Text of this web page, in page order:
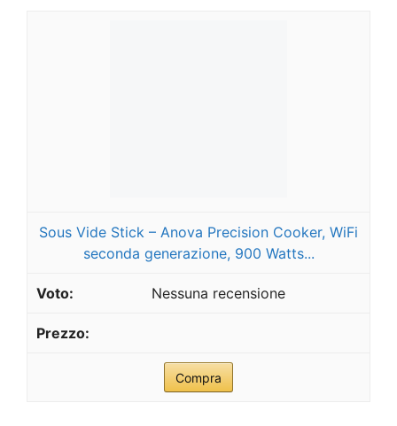
Sous Vide Stick – Anova Precision Cooker, WiFi
seconda generazione, 900 Watts...
Nessuna recensione
Compra